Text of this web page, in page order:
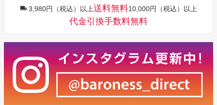
3,980円（税込）以上送料無料10,000円（税込）以上
代金引換手数料無料